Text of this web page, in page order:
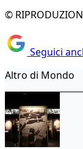
©
Seguici
Altro di Mondo